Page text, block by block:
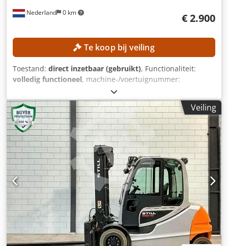
Nederland 0 km € 2.900
Te koop bij veiling
Toestand: direct inzetbaar (gebruikt), Functionaliteit:
volledig functioneel, machine-/voertuignummer:
2015
draagvermogen:1.250 kg, hefhoogte:5.250 mm, vrije
hefhoogte:1.850 mm, brandstoftype:elektrisch, masttype:
triplex, TECHNISCHE GEGEVENS Hefhoogte: 5.250 mm Vrije
hefhoogte: 1.850 mm Hefcapaciteit: 1.250 kg Lengte
vorken: 1.100 mm Maximale vorkbreedte: 900 mm
Minimale vorkbreedte: 170 mm MACHINEGEGEVENS
Masttype: Triplex Brandstoftype: Elektrisch Afmetingen en
gewicht Afmetingen (l x b x h): 1.721 x 990 x 2.270 mm
Ledig gewicht: 2.331 kg Doorrijhoogte: 2.270 mm Aantal
wielen: 3 Accucapaciteit: 875 Ah Accuspanning: 24 V
Bedrijfstijden: 10.041 uur Djdpfx Alozrmmrj Dock
UITRUSTING Zijdelingse verschuiving Half cabine
Werklamp Niet-markerende banden CE-markering
Documentatie
Veiling